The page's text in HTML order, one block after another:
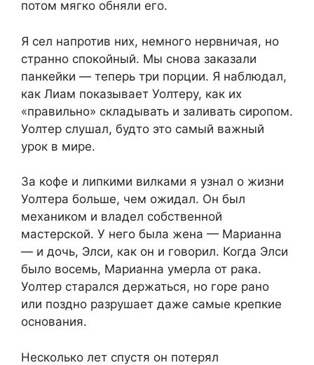
потом мягко обняли его.
Я сел напротив них, немного нервничая, но
странно спокойный. Мы снова заказали
панкейки — теперь три порции. Я наблюдал,
как Лиам показывает Уолтеру, как их
«правильно» складывать и заливать сиропом.
Уолтер слушал, будто это самый важный
урок в мире.
За кофе и липкими вилками я узнал о жизни
Уолтера больше, чем ожидал. Он был
механиком и владел собственной
мастерской. У него была жена — Марианна
— и дочь, Элси, как он и говорил. Когда Элси
было восемь, Марианна умерла от рака.
Уолтер старался держаться, но горе рано
или поздно разрушает даже самые крепкие
основания.
Несколько лет спустя он потерял